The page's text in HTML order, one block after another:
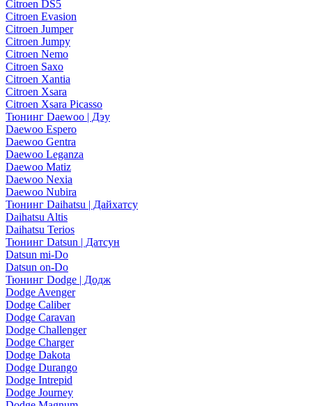
Citroen DS5
Citroen Evasion
Citroen Jumper
Citroen Jumpy
Citroen Nemo
Citroen Saxo
Citroen Xantia
Citroen Xsara
Citroen Xsara Picasso
Тюнинг Daewoo | Дэу
Daewoo Espero
Daewoo Gentra
Daewoo Leganza
Daewoo Matiz
Daewoo Nexia
Daewoo Nubira
Тюнинг Daihatsu | Дайхатсу
Daihatsu Altis
Daihatsu Terios
Тюнинг Datsun | Датсун
Datsun mi-Do
Datsun on-Do
Тюнинг Dodge | Додж
Dodge Avenger
Dodge Caliber
Dodge Caravan
Dodge Challenger
Dodge Charger
Dodge Dakota
Dodge Durango
Dodge Intrepid
Dodge Journey